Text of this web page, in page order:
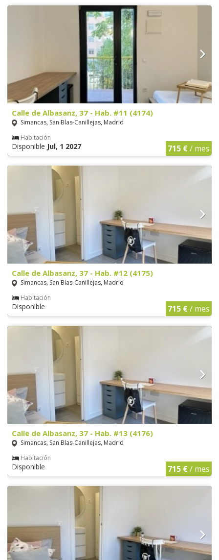
Calle de Albasanz, 37 - Hab. #11 (4174)
Simancas, San Blas-Canillejas, Madrid
Habitación
Disponible Jul, 1 2027 715 €/ mes
Calle de Albasanz, 37 - Hab. #12 (4175)
Simancas, San Blas-Canillejas, Madrid
Habitación
Disponible 715 €/ mes
Calle de Albasanz, 37 - Hab. #13 (4176)
Simancas, San Blas-Canillejas, Madrid
Habitación
Disponible 715 €/ mes